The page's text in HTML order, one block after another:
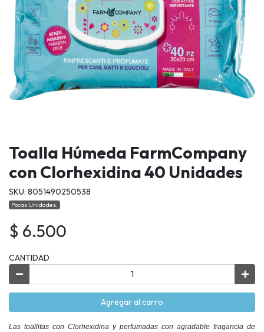
Toalla Húmeda FarmCompany
con Clorhexidina 40 Unidades
SKU: 8051490250538
Pocas Unidades.
$ 6.500
CANTIDAD
Agregar al carro
Las toallitas con Clorhexidina y perfumadas con agradable fragancia de